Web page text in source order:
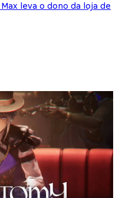
leva o dono da loja de